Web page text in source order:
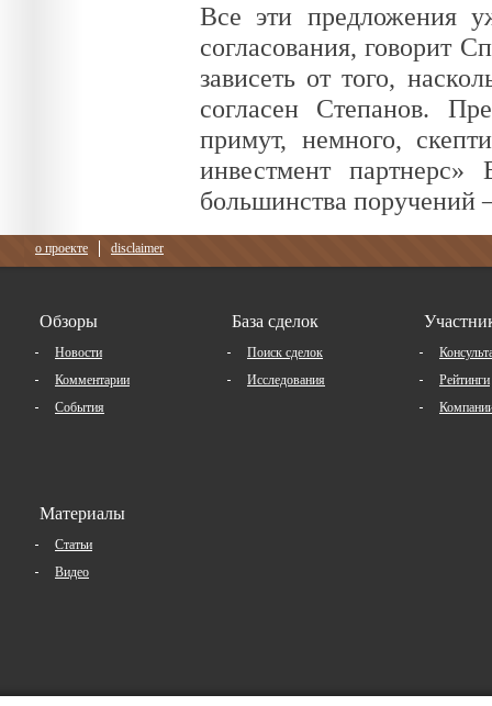
Все эти предложения
согласования, говорит
зависеть от того,
согласен Степанов.
примут, немного,
инвестмент
большинства поручений
о проекте disclaimer
Обзоры
Новости
Комментарии
События
База сделок
Поиск сделок
Исследования
Рейтинги
Материалы
Статьи
Видео